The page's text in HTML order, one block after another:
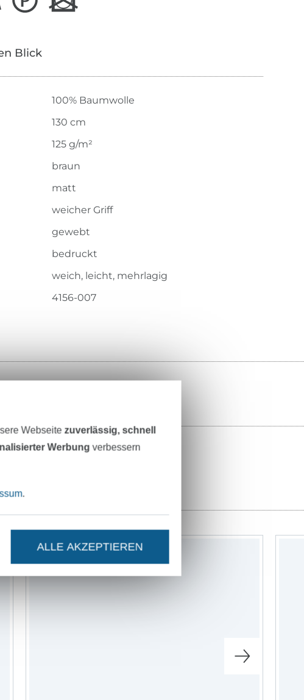
Blick
100% Baumwolle
130 cm
125 g/m²
braun
matt
weicher Griff
gewebt
bedruckt
weich, leicht, mehrlagig
4156-007
Webseitezuverlässig, schnell
Werbung verbessern
.
ALLE AKZEPTIEREN